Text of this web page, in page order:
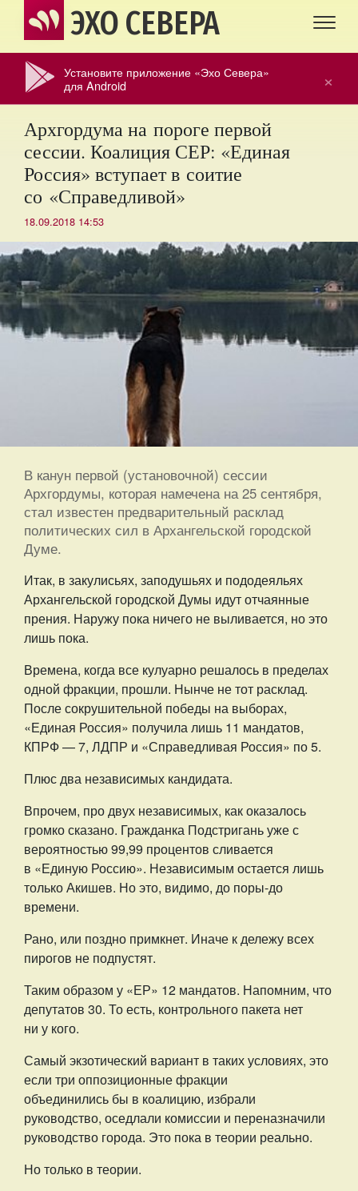
ЭХО СЕВЕРА
×
Установите приложение «Эхо Севера»
для Android
Архгордума на пороге первой
сессии. Коалиция СЕР: «Единая
Россия» вступает в соитие
со «Справедливой»
18.09.2018 14:53
В канун первой (установочной) сессии
Архгордумы, которая намечена на 25 сентября,
стал известен предварительный расклад
политических сил в Архангельской городской
Думе.
Итак, в закулисьях, заподушьях и пододеяльях
Архангельской городской Думы идут отчаянные
прения. Наружу пока ничего не выливается, но это
лишь пока.
Времена, когда все кулуарно решалось в пределах
одной фракции, прошли. Нынче не тот расклад.
После сокрушительной победы на выборах,
«Единая Россия» получила лишь 11 мандатов,
КПРФ — 7, ЛДПР и «Справедливая Россия» по 5.
Плюс два независимых кандидата.
Впрочем, про двух независимых, как оказалось
громко сказано. Гражданка Подстригань уже с
вероятностью 99,99 процентов сливается
в «Единую Россию». Независимым остается лишь
только Акишев. Но это, видимо, до поры-до
времени.
Рано, или поздно примкнет. Иначе к дележу всех
пирогов не подпустят.
Таким образом у «ЕР» 12 мандатов. Напомним, что
депутатов 30. То есть, контрольного пакета нет
ни у кого.
Самый экзотический вариант в таких условиях, это
если три оппозиционные фракции
объединились бы в коалицию, избрали
руководство, оседлали комиссии и переназначили
руководство города. Это пока в теории реально.
Но только в теории.